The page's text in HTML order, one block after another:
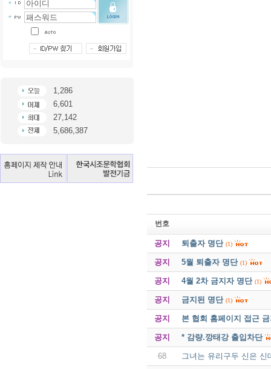
1,286
6,601
27,142
5,686,387
번호
공지 퇴출자 명단 (1)
공지 5월 퇴출자 명단 (1)
공지 4월 2차 금지자 명단 (1)
공지 금지된 명단 (1)
공지 본 협회 홈페이지 접근
공지 * 감량.깡태강 출입차단
68 그녀는 유리구두 신은 신